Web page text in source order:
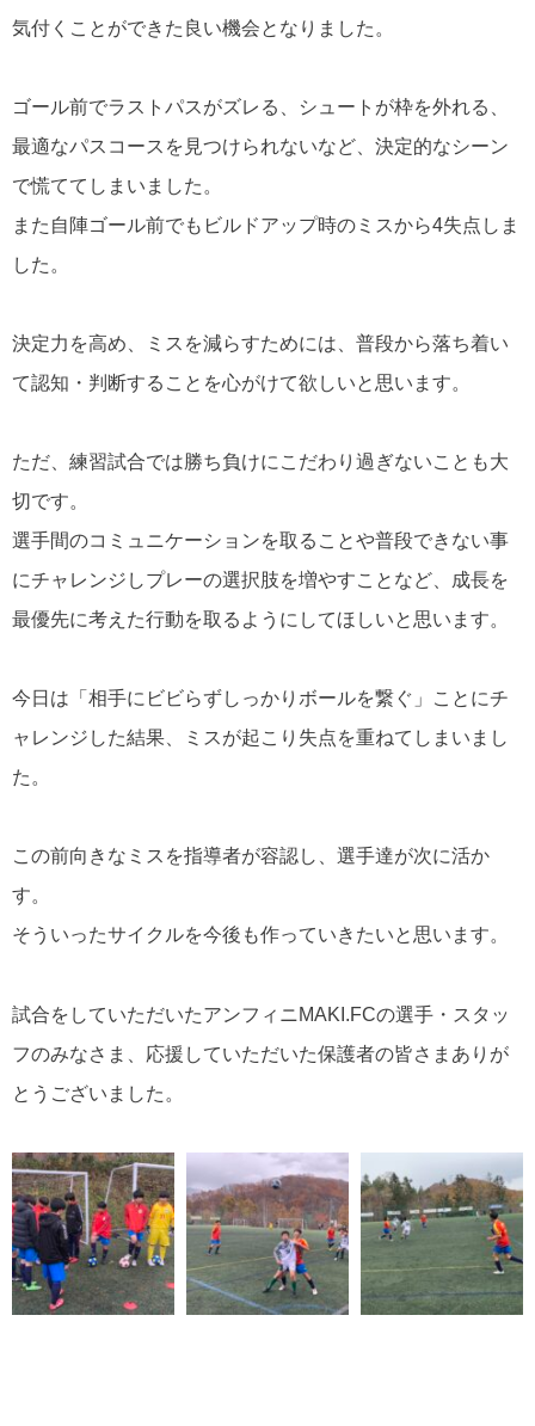
気付くことができた良い機会となりました。
ゴール前でラストパスがズレる、シュートが枠を外れる、
最適なパスコースを見つけられないなど、決定的なシーン
で慌ててしまいました。
また自陣ゴール前でもビルドアップ時のミスから4失点しま
した。
決定力を高め、ミスを減らすためには、普段から落ち着い
て認知・判断することを心がけて欲しいと思います。
ただ、練習試合では勝ち負けにこだわり過ぎないことも大
切です。
選手間のコミュニケーションを取ることや普段できない事
にチャレンジしプレーの選択肢を増やすことなど、成長を
最優先に考えた行動を取るようにしてほしいと思います。
今日は「相手にビビらずしっかりボールを繋ぐ」ことにチ
ャレンジした結果、ミスが起こり失点を重ねてしまいまし
た。
この前向きなミスを指導者が容認し、選手達が次に活か
す。
そういったサイクルを今後も作っていきたいと思います。
試合をしていただいたアンフィニMAKI.FCの選手・スタッ
フのみなさま、応援していただいた保護者の皆さまありが
とうございました。